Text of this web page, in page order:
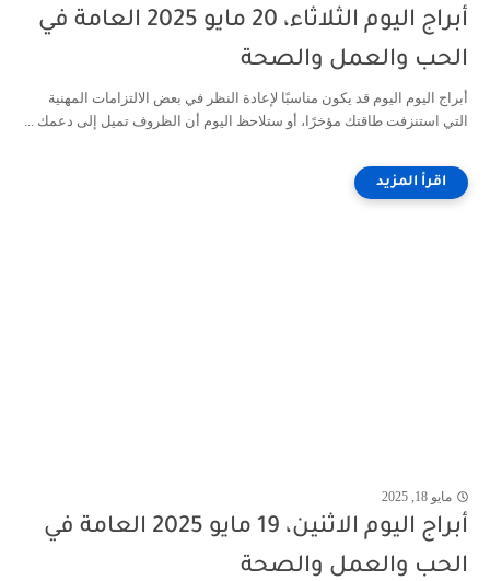
أبراج اليوم الثلاثاء، 20 مايو 2025 العامة في
الحب والعمل والصحة
أبراج اليوم اليوم قد يكون مناسبًا لإعادة النظر في بعض الالتزامات المهنية
التي استنزفت طاقتك مؤخرًا، أو ستلاحظ اليوم أن الظروف تميل إلى دعمك ...
مايو 18, 2025
أبراج اليوم الاثنين، 19 مايو 2025 العامة في
الحب والعمل والصحة